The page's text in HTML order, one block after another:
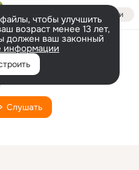
Войти
чтобы улучшить
возраст менее 13 лет,
должен ваш законный
информации
звёзды
Слушать